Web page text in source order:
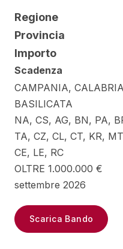
Regione
Provincia
Importo
Scadenza
CAMPANIA,
BASILICATA
NA, CS, AG, BN, PA,
TA, CZ, CL, CT, KR,
CE, LE, RC
OLTRE 1.000.000 €
settembre 2026
Scarica Bando